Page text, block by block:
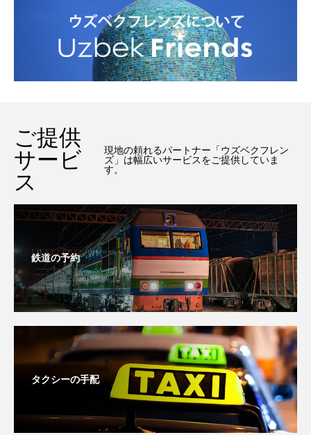
ご提供
サービ
ス
現地の頼れるパートナー「ウズベクフレン
ズ」は幅広いサービスをご提供していま
す。
鉄道の予約
タクシーの手配